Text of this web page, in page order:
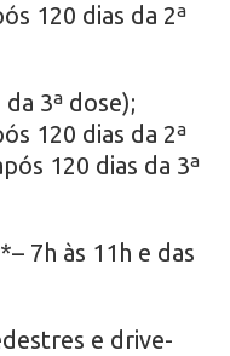
120 dias da 2ª
3ª dose);
120 dias da 2ª
120 dias da 3ª
7h às 11h e das
e drive-